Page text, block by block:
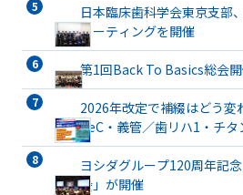
日本臨床歯科学会東京支部
ミーティングを開催
第1回Back To Basics総会
2026年改定で補綴はどう変
TeC・義管／歯リハ1・チ
ト有床義歯まで詳解
ヨシダグループ120周年記
会」が開催